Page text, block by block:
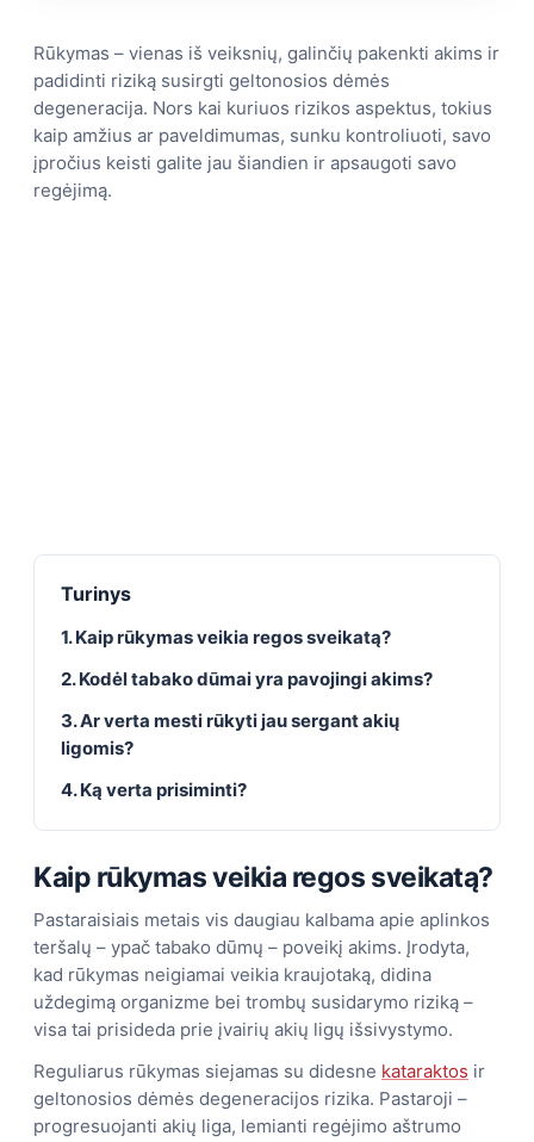
Rūkymas – vienas iš veiksnių, galinčių pakenkti akims ir
padidinti riziką susirgti geltonosios dėmės
degeneracija. Nors kai kuriuos rizikos aspektus, tokius
kaip amžius ar paveldimumas, sunku kontroliuoti, savo
įpročius keisti galite jau šiandien ir apsaugoti savo
regėjimą.
Turinys
1. Kaip rūkymas veikia regos sveikatą?
2. Kodėl tabako dūmai yra pavojingi akims?
3. Ar verta mesti rūkyti jau sergant akių
ligomis?
4. Ką verta prisiminti?
Kaip rūkymas veikia regos sveikatą?
Pastaraisiais metais vis daugiau kalbama apie aplinkos
teršalų – ypač tabako dūmų – poveikį akims. Įrodyta,
kad rūkymas neigiamai veikia kraujotaką, didina
uždegimą organizme bei trombų susidarymo riziką –
visa tai prisideda prie įvairių akių ligų išsivystymo.
Reguliarus rūkymas siejamas su didesne kataraktos ir
geltonosios dėmės degeneracijos rizika. Pastaroji –
progresuojanti akių liga, lemianti regėjimo aštrumo